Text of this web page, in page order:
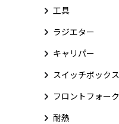
工具
ラジエター
キャリパー
スイッチボックス
フロントフォーク
耐熱